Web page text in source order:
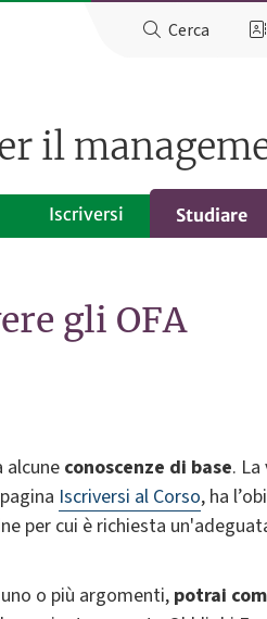
Cerca
il
Iscriversi Studiare
gli OFA
alcune conoscenze di base.
Iscriversi al Corso, ha
per cui è richiesta
o più argomenti, potrai